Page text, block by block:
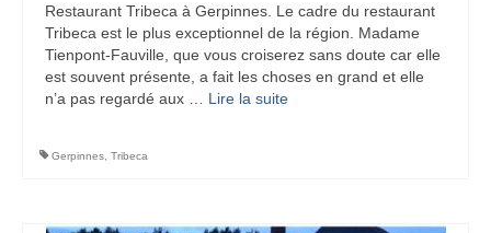
Restaurant Tribeca à Gerpinnes. Le cadre du restaurant
Tribeca est le plus exceptionnel de la région. Madame
Tienpont-Fauville, que vous croiserez sans doute car elle
est souvent présente, a fait les choses en grand et elle
n’a pas regardé aux … Lire la suite­­
Gerpinnes Tribeca